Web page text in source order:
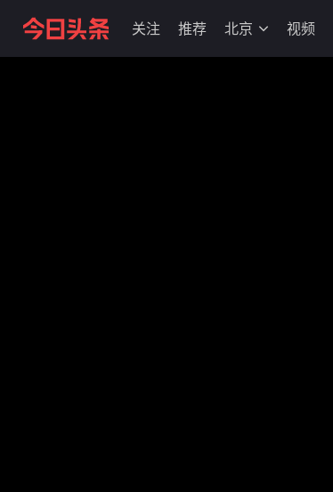
关注 推荐 北京 视频